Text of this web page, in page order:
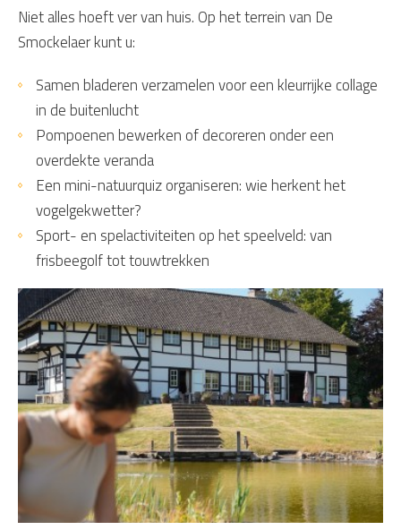
Niet alles hoeft ver van huis. Op het terrein van De
Smockelaer kunt u:
Samen bladeren verzamelen voor een kleurrijke collage
in de buitenlucht
Pompoenen bewerken of decoreren onder een
overdekte veranda
Een mini-natuurquiz organiseren: wie herkent het
vogelgekwetter?
Sport- en spelactiviteiten op het speelveld: van
frisbeegolf tot touwtrekken